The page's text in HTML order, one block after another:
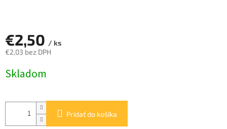
€2,50 / ks
€2,03 bez DPH
cena:
Skladom
Pridať do košíka